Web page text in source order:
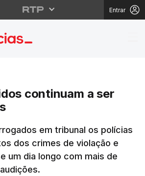
Entrar
detidos
continuam a ser
em tribunal os polícias
dos crimes de violação e
um dia longo com mais de